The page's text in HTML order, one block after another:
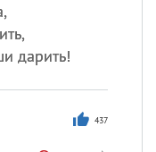
дарить!
437